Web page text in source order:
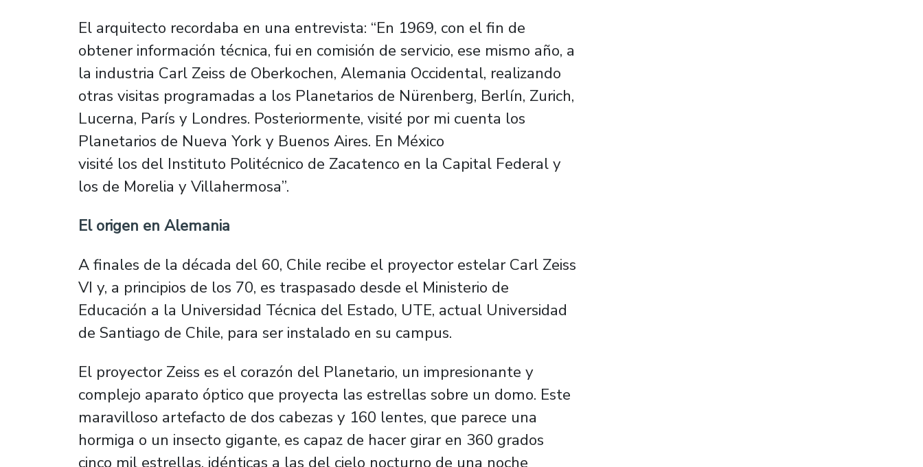
El arquitecto recordaba en una entrevista: “En 1969, con el fin de
obtener información técnica, fui en comisión de servicio, ese mismo año, a
la industria Carl Zeiss de Oberkochen, Alemania Occidental, realizando
otras visitas programadas a los Planetarios de Nürenberg, Berlín, Zurich,
Lucerna, París y Londres. Posteriormente, visité por mi cuenta los
Planetarios de Nueva York y Buenos Aires. En México
visité los del Instituto Politécnico de Zacatenco en la Capital Federal y
los de Morelia y Villahermosa”.
El origen en Alemania
Afinales de la década del 60, Chile recibe el proyector estelar Carl Zeiss
VI y, a principios de los 70, es traspasado desde el Ministerio de
Educación a la Universidad Técnica del Estado, UTE, actual Universidad
de Santiago de Chile, para ser instalado en su campus.
El proyector Zeiss es el corazón del Planetario, un impresionante y
complejo aparato óptico que proyecta las estrellas sobre un domo. Este
maravilloso artefacto de dos cabezas y 160 lentes, que parece una
hormiga o un insecto gigante, es capaz de hacer girar en 360 grados
cinco mil estrellas, idénticas a las del cielo nocturno de una noche